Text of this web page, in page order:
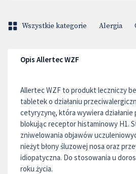
Wszystkie kategorie Alergia
Opis Allertec WZF
Allertec WZF to produkt leczniczy
tabletek o działaniu
cetyryzynę, która wywiera
blokując receptor histaminowy H1.
zniwelowania objawów
nieżyt błony śluzowej nosa oraz
idiopatyczna. Do stosowania u
roku życia.